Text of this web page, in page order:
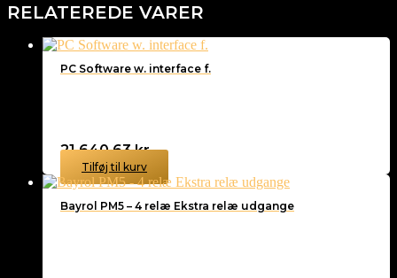
RELATEREDE VARER
PC Software w. interface f.
21.640,63kr.
Tilføj til kurv
Bayrol PM5 – 4 relæ Ekstra relæ udgange